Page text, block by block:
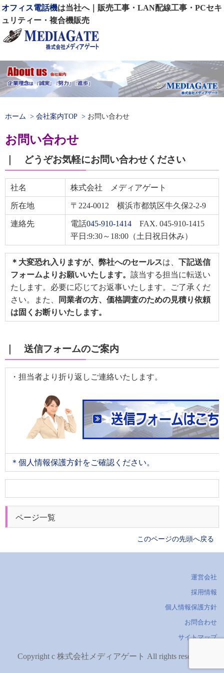
オフィス電話機は当社へ｜販売工事・LAN配線工事・PCセキ
ュリティー・複合機販売
ホーム 会社案内TOP お問い合わせ
お問い合わせ
｜ どうぞお気軽にお問い合わせください
社名 株式会社 メディアゲート
所在地 〒224-0012 横浜市都筑区牛久保2-2-9
連絡先 電話045-910-1414 FAX. 045-910-1415
平日:9:30～18:00（土日祝日休み）
＊大変恐れ入りますが、弊社へのセールスは、 下記送信
フォームよりお願いいたします。 該当する担当に転送い
たします。必要に応じてお返事いたします。ご了承くだ
さい。また、
同業者の方、価格調査のための見積り依頼
は固くお断りいたします。
｜ 送信フォームのご案内
・担当者より折り返しご連絡いたします。
＊個人情報保護方針をご確認ください。
ページ一覧
このページの先頭へ戻る
運営会社
採用情報
個人情報保護方針
お問合わせ
サイトマップ
Copyright c 株式会社メディアゲート All rights reserved.